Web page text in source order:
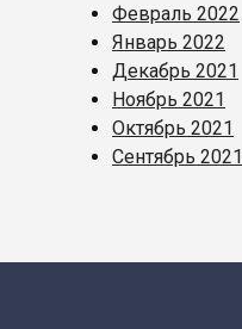
Февраль 2022
Январь 2022
Декабрь 2021
Ноябрь 2021
Октябрь 2021
Сентябрь 2021